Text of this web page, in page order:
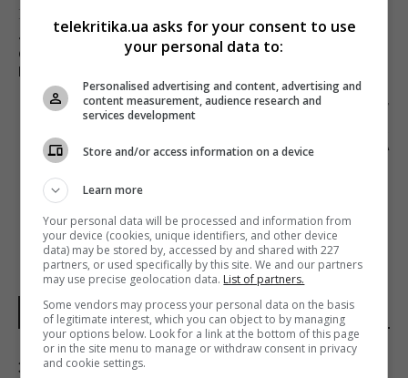
Предыдущий пост
«МОЇ ДУМКИ ТИХІ»: ПРОДЮСЕР ДМИТРИЙ
СУХАНОВ О ФИЛЬМЕ, НЕСТАБИЛЬНОМ
Следующий пост
ПОЛУФИНАЛИСТОВ НАЦОТБОРА
НОВОСТИ УКРАИНЫ
Зеленский отреагировал на принятие
telekritika.ua asks for your consent to use
your personal data to:
Personalised advertising and content, advertising and
content measurement, audience research and
services development
Store and/or access information on a device
Learn more
Your personal data will be processed and information from
your device (cookies, unique identifiers, and other device
data) may be stored by, accessed by and shared with 227
partners, or used specifically by this site. We and our partners
may use precise geolocation data. List of partners.
Some vendors may process your personal data on the basis
of legitimate interest, which you can object to by managing
your options below. Look for a link at the bottom of this page
or in the site menu to manage or withdraw consent in privacy
and cookie settings.